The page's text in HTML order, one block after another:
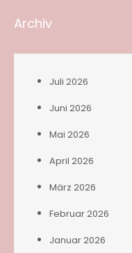
Archiv
Juli 2026
Juni 2026
Mai 2026
April 2026
März 2026
Februar 2026
Januar 2026